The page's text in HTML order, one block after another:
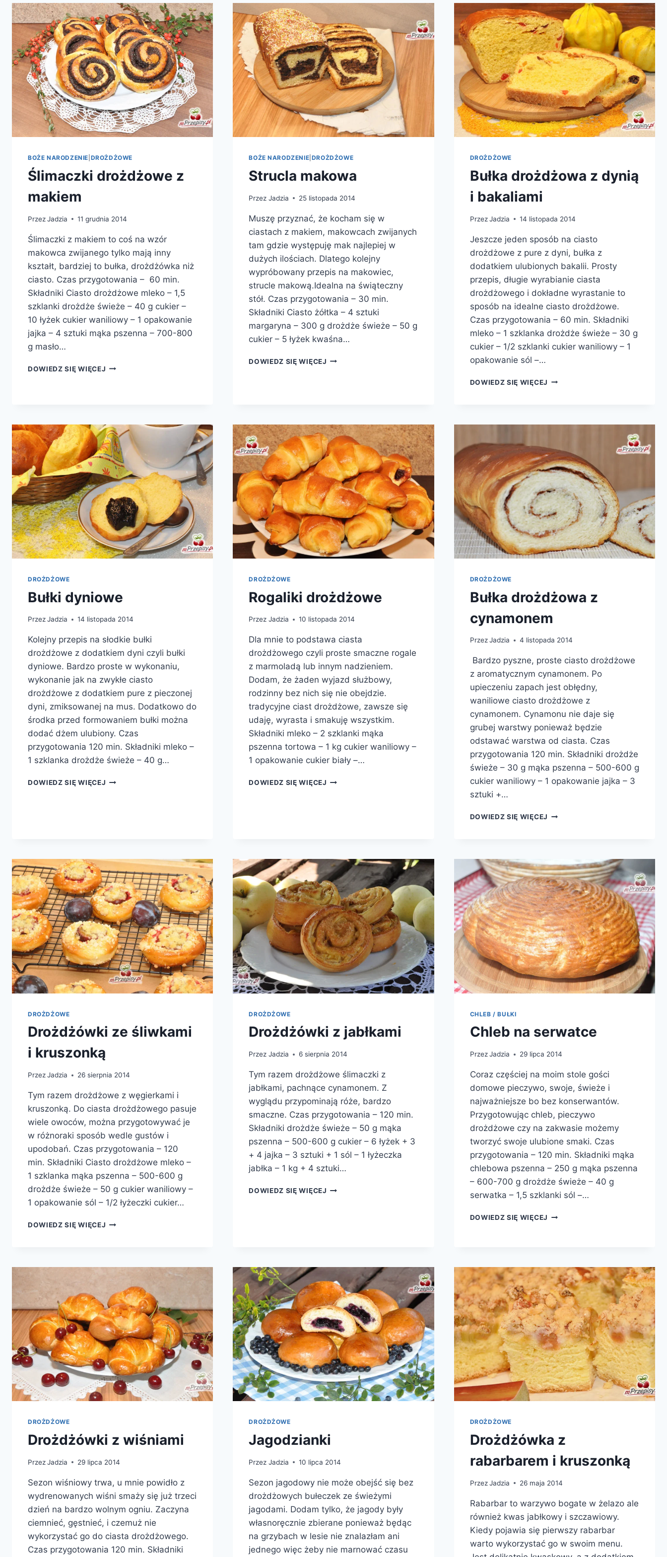
BOŻE NARODZENIE DROŻDŻOWE
Ślimaczki drożdżowe z
makiem
PrzezJadzia 11 grudnia 2014
Ślimaczki z makiem to coś na wzór
makowca zwijanego tylko mają inny
kształt, bardziej to bułka, drożdżówka niż
ciasto. Czas przygotowania – 60 min.
Składniki Ciasto drożdżowe mleko – 1,5
szklanki drożdże świeże – 40 g cukier –
10 łyżek cukier waniliowy – 1 opakowanie
jajka – 4 sztuki mąka pszenna – 700-800
g masło…
DOWIEDZ SIĘ WIĘCEJ ŚLIMACZKI
BOŻE NARODZENIE DROŻDŻOWE
Strucla makowa
Przez Jadzia 25 listopada 2014
Muszę przyznać, że kocham się w
ciastach z makiem, makowcach zwijanych
tam gdzie występuję mak najlepiej w
dużych ilościach. Dlatego kolejny
wypróbowany przepis na makowiec,
strucle makową.Idealna na świąteczny
stół. Czas przygotowania – 30 min.
Składniki Ciasto żółtka – 4 sztuki
margaryna – 300 g drożdże świeże – 50 g
cukier – 5 łyżek kwaśna…
DOWIEDZ SIĘ WIĘCEJ STRUCLA
DROŻDŻOWE
Bułka drożdżowa z dynią
i bakaliami
Przez Jadzia 14 listopada 2014
Jeszcze jeden sposób na ciasto
drożdżowe z pure z dyni, bułka z
dodatkiem ulubionych bakalii. Prosty
przepis, długie wyrabianie ciasta
drożdżowego i dokładne wyrastanie to
sposób na idealne ciasto drożdżowe.
Czas przygotowania – 60 min. Składniki
mleko – 1 szklanka drożdże świeże – 30 g
cukier – 1/2 szklanki cukier waniliowy – 1
opakowanie sól –…
DOWIEDZ SIĘ WIĘCEJ BUŁKA
DROŻDŻOWE
Bułki dyniowe
PrzezJadzia 14 listopada 2014
Kolejny przepis na słodkie bułki
drożdżowe z dodatkiem dyni czyli bułki
dyniowe. Bardzo proste w wykonaniu,
wykonanie jak na zwykłe ciasto
drożdżowe z dodatkiem pure z pieczonej
dyni, zmiksowanej na mus. Dodatkowo do
środka przed formowaniem bułki można
dodać dżem ulubiony. Czas
przygotowania 120 min. Składniki mleko –
1 szklanka drożdże świeże – 40 g…
DOWIEDZ SIĘ WIĘCEJ BUŁKI
DROŻDŻOWE
Rogaliki drożdżowe
Przez Jadzia 10 listopada 2014
Dla mnie to podstawa ciasta
drożdżowego czyli proste smaczne rogale
z marmoladą lub innym nadzieniem.
Dodam, że żaden wyjazd służbowy,
rodzinny bez nich się nie obejdzie.
tradycyjne ciast drożdżowe, zawsze się
udaję, wyrasta i smakuję wszystkim.
Składniki mleko – 2 szklanki mąka
pszenna tortowa – 1 kg cukier waniliowy –
1 opakowanie cukier biały –…
DOWIEDZ SIĘ WIĘCEJ ROGALIKI
DROŻDŻOWE
Bułka drożdżowa z
cynamonem
Przez Jadzia 4 listopada 2014
Bardzo pyszne, proste ciasto drożdżowe
z aromatycznym cynamonem. Po
upieczeniu zapach jest obłędny,
waniliowe ciasto drożdżowe z
cynamonem. Cynamonu nie daje się
grubej warstwy ponieważ będzie
odstawać warstwa od ciasta. Czas
przygotowania 120 min. Składniki drożdże
świeże – 30 g mąka pszenna – 500-600 g
cukier waniliowy – 1 opakowanie jajka – 3
sztuki +…
DOWIEDZ SIĘ WIĘCEJ BUŁKA
DROŻDŻOWE
Drożdżówki ze śliwkami
i kruszonką
PrzezJadzia 26 sierpnia 2014
Tym razem drożdżowe z węgierkami i
kruszonką. Do ciasta drożdżowego pasuje
wiele owoców, można przygotowywać je
w różnoraki sposób wedle gustów i
upodobań. Czas przygotowania – 120
min. Składniki Ciasto drożdżowe mleko –
1 szklanka mąka pszenna – 500-600 g
drożdże świeże – 50 g cukier waniliowy –
1 opakowanie sól – 1/2 łyżeczki cukier…
DOWIEDZ SIĘ WIĘCEJ DROŻDŻÓWKI
DROŻDŻOWE
Drożdżówki z jabłkami
Przez Jadzia 6 sierpnia 2014
Tym razem drożdżowe ślimaczki z
jabłkami, pachnące cynamonem. Z
wyglądu przypominają róże, bardzo
smaczne. Czas przygotowania – 120 min.
Składniki drożdże świeże – 50 g mąka
pszenna – 500-600 g cukier – 6 łyżek + 3
+ 4 jajka – 3 sztuki + 1 sól – 1 łyżeczka
jabłka – 1 kg + 4 sztuki…
DOWIEDZ SIĘ WIĘCEJ DROŻDŻÓWKI
CHLEB / BUŁKI
Chleb na serwatce
Przez Jadzia 29 lipca 2014
Coraz częściej na moim stole gości
domowe pieczywo, swoje, świeże i
najważniejsze bo bez konserwantów.
Przygotowując chleb, pieczywo
drożdżowe czy na zakwasie możemy
tworzyć swoje ulubione smaki. Czas
przygotowania – 120 min. Składniki mąka
chlebowa pszenna – 250 g mąka pszenna
– 600-700 g drożdże świeże – 40 g
serwatka – 1,5 szklanki sól –…
DOWIEDZ SIĘ WIĘCEJ CHLEB
DROŻDŻOWE
Drożdżówki z wiśniami
PrzezJadzia 29 lipca 2014
Sezon wiśniowy trwa, u mnie powidło z
wydrenowanych wiśni smaży się już trzeci
dzień na bardzo wolnym ogniu. Zaczyna
ciemnieć, gęstnieć, i czemuż nie
wykorzystać go do ciasta drożdżowego.
Czas przygotowania 120 min. Składniki
DROŻDŻOWE
Jagodzianki
Przez Jadzia 10 lipca 2014
Sezon jagodowy nie może obejść się bez
drożdżowych bułeczek ze świeżymi
jagodami. Dodam tylko, że jagody były
własnoręcznie zbierane ponieważ będąc
na grzybach w lesie nie znalazłam ani
jednego więc żeby nie marnować czasu
DROŻDŻOWE
Drożdżówka z
rabarbarem i kruszonką
Przez Jadzia 26 maja 2014
Rabarbar to warzywo bogate w żelazo ale
również kwas jabłkowy i szczawiowy.
Kiedy pojawia się pierwszy rabarbar
warto wykorzystać go w swoim menu.